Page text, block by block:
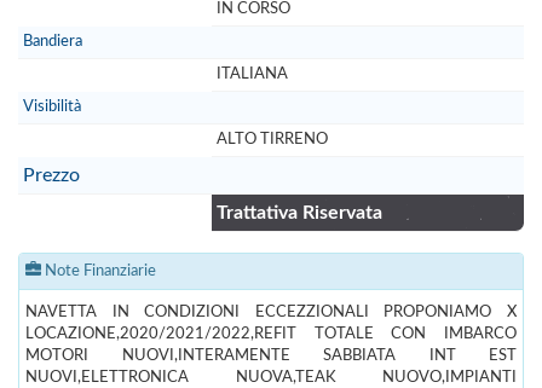
IN CORSO
Bandiera
ITALIANA
Visibilità
ALTO TIRRENO
Prezzo
Trattativa Riservata
Note Finanziarie
NAVETTA IN CONDIZIONI ECCEZZIONALI PROPONIAMO X
LOCAZIONE,2020/2021/2022,REFIT TOTALE CON IMBARCO
MOTORI NUOVI,INTERAMENTE SABBIATA INT EST
NUOVI,ELETTRONICA NUOVA,TEAK NUOVO,IMPIANTI